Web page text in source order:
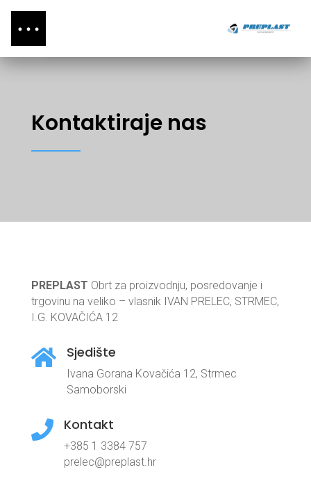
Kontaktiraje nas
PREPLAST Obrt za proizvodnju, posredovanje i
trgovinu na veliko – vlasnik IVAN PRELEC, STRMEC,
I.G. KOVAČIĆA 12
 Sjedište
Ivana Gorana Kovačića 12, Strmec
Samoborski
 Kontakt
+385 1 3384 757
prelec@preplast.hr